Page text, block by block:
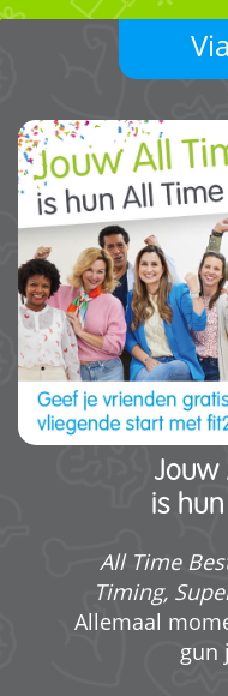
Jouw
is
All Time
Timing,
Allemaal
gun